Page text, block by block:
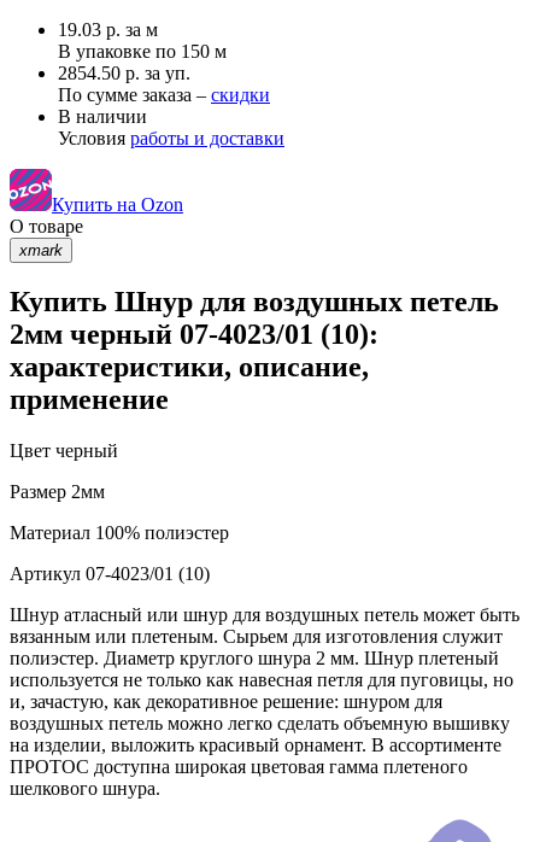
19.03 р. за м
В упаковке по 150 м
2854.50 р. за уп.
По сумме заказа – скидки
В наличии
Условия работы и доставки
Купить на Ozon
О товаре
xmark
Купить Шнур для воздушных петель
2мм черный 07-4023/01 (10):
характеристики, описание,
применение
Цвет черный
Размер 2мм
Материал 100% полиэстер
Артикул 07-4023/01 (10)
Шнур атласный или шнур для воздушных петель может быть
вязанным или плетеным. Сырьем для изготовления служит
полиэстер. Диаметр круглого шнура 2 мм. Шнур плетеный
используется не только как навесная петля для пуговицы, но
и, зачастую, как декоративное решение: шнуром для
воздушных петель можно легко сделать объемную вышивку
на изделии, выложить красивый орнамент. В ассортименте
ПРОТОС доступна широкая цветовая гамма плетеного
шелкового шнура.